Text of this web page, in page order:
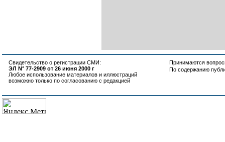
Свидетельство о регистрации СМИ:
ЭЛ N° 77-2909 от 26 июня 2000 г
Любое использование материалов и иллюстраций
возможно только по согласованию с редакцией
Принимаются
По содержанию